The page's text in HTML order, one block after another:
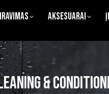
Aksesuarai
&